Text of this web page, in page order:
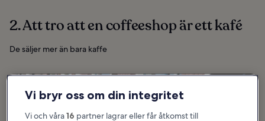
2. Att tro att en coffeeshop är ett kafé
De säljer mer än bara kaffe
Vi bryr oss om din integritet
Vi och våra16 partner lagrar eller får åtkomst till